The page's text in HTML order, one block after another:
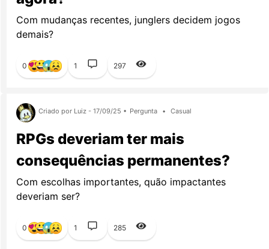
Com mudanças recentes, junglers decidem jogos
demais?
0 1 297
Criado por Luiz - 17/09/25 • Pergunta • Casual
RPGs deveriam ter mais
consequências permanentes?
Com escolhas importantes, quão impactantes
deveriam ser?
0 1 285